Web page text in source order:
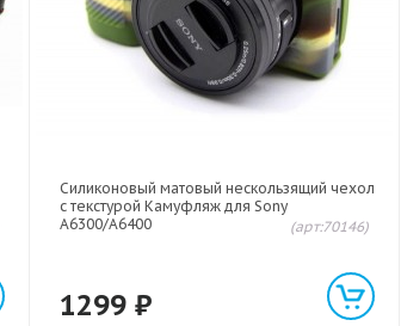
Силиконовый матовый нескользящий чехол
с текстурой Камуфляж для Sony
A6300/A6400
(арт:70146)
1299 ₽